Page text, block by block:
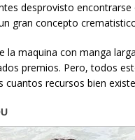
desprovisto
gran concepto
la maquina con manga
premios. Pero, todos
cuantos recursos bien